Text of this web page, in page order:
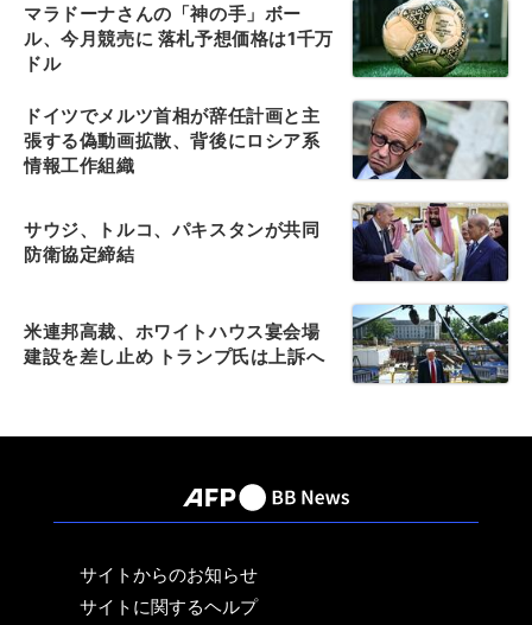
マラドーナさんの「神の手」ボー
ル、今月競売に 落札予想価格は1千万
ドル
ドイツでメルツ首相が辞任計画と主
張する偽動画拡散、背後にロシア系
情報工作組織
サウジ、トルコ、パキスタンが共同
防衛協定締結
米連邦高裁、ホワイトハウス宴会場
建設を差し止め トランプ氏は上訴へ
サイトからのお知らせ
サイトに関するヘルプ